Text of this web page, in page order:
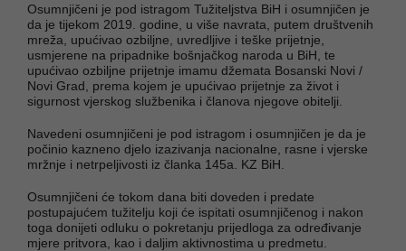
Osumnjičeni je pod istragom Tužiteljstva BiH i osumnjičen je
da je tijekom 2019. godine, u više navrata, putem društvenih
mreža, upućivao ozbiljne, uvredljive i teške prijetnje,
usmjerene na pripadnike bošnjačkog naroda u BiH, te
upućivao ozbiljne prijetnje imamu džemata Bosanski Novi /
Novi Grad, prema kojem je upućivao prijetnje za život i
sigurnost vjerskog službenika i članova njegove obitelji.
Navedeni osumnjičeni je pod istragom i osumnjičen je da je
počinio kazneno djelo izazivanja nacionalne, rasne i vjerske
mržnje i netrpeljivosti iz članka 145a. KZ BiH.
Osumnjičeni će tokom dana biti doveden i predate
postupajućem tužitelju koji će ispitati osumnjičenog i nakon
toga donijeti odluku o pokretanju prijedloga za određivanje
mjere pritvora, kao i daljim aktivnostima u predmetu.